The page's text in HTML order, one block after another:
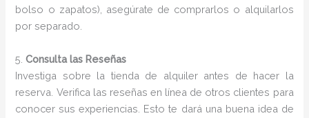
bolso o zapatos), asegúrate de comprarlos o alquilarlos
por separado.
5.Consulta las Reseñas
Investiga sobre la tienda de alquiler antes de hacer la
reserva. Verifica las reseñas en línea de otros clientes para
conocer sus experiencias. Esto te dará una buena idea de